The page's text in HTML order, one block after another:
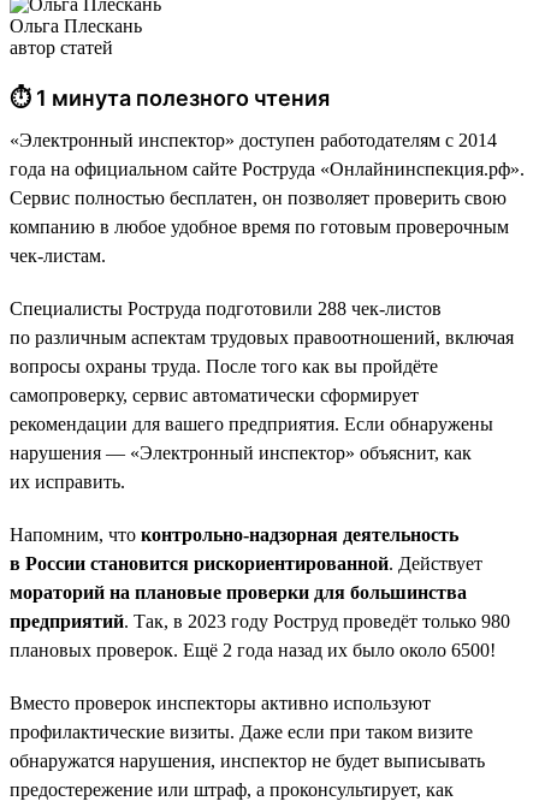
Ольга Плескань
автор статей
⏱ 1 минута полезного чтения
«Электронный инспектор» доступен работодателям с 2014
года на официальном сайте Роструда «Онлайнинспекция.рф».
Сервис полностью бесплатен, он позволяет проверить свою
компанию в любое удобное время по готовым проверочным
чек-листам.
Специалисты Роструда подготовили 288 чек-листов
по различным аспектам трудовых правоотношений, включая
вопросы охраны труда. После того как вы пройдёте
самопроверку, сервис автоматически сформирует
рекомендации для вашего предприятия. Если обнаружены
нарушения — «Электронный инспектор» объяснит, как
их исправить.
Напомним, что контрольно-надзорная деятельность
в России становится рискориентированной. Действует
мораторий на плановые проверки для большинства
предприятий. Так, в 2023 году Роструд проведёт только 980
плановых проверок. Ещё 2 года назад их было около 6500!
Вместо проверок инспекторы активно используют
профилактические визиты. Даже если при таком визите
обнаружатся нарушения, инспектор не будет выписывать
предостережение или штраф, а проконсультирует, как